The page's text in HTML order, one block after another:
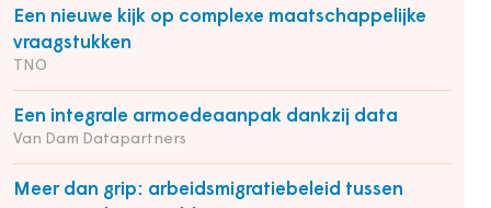
Een nieuwe kijk op complexe maatschappelijke
vraagstukken
TNO
Een integrale armoedeaanpak dankzij data
Van Dam Datapartners
Meer dan grip: arbeidsmigratiebeleid tussen